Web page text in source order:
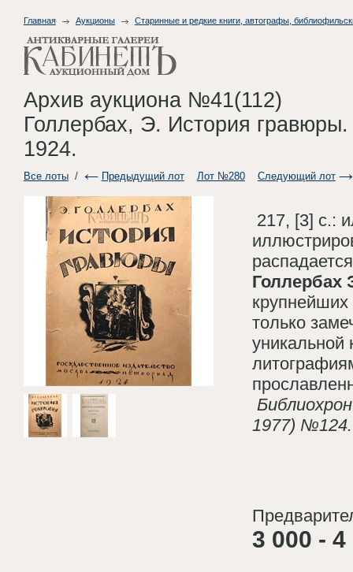
Главная Аукционы Старинные и редкие книги, автографы,
Архив аукциона №41(112)
Голлербах, Э. История гравюры.
1924.
Все лоты/ Предыдущий лот Лот №280 Следующий лот
217, [3] с.:
Голлербах
только
уникальной
1977)
3 000 - 4